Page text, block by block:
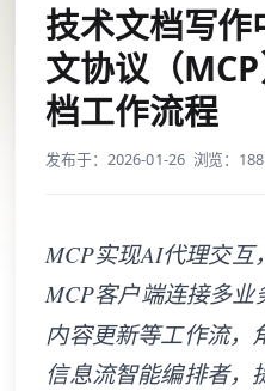
技术文档写
文协议（
档工作流程
发布于：2026-01-26 浏览：188
MCP实现AI代理交
MCP客户端连接多业
内容更新等工作流，
信息流智能编排者，